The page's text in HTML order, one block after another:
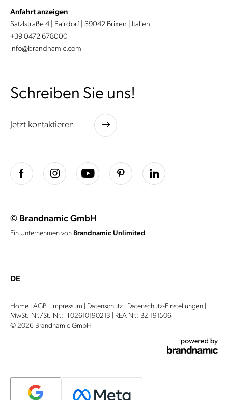
Anfahrt anzeigen
Satzlstraße 4 | Pairdorf | 39042 Brixen | Italien
+39 0472 678000
info@brandnamic.com
Schreiben Sie uns!
Jetzt kontaktieren
© Brandnamic GmbH
Ein Unternehmen von Brandnamic Unlimited
DE
Home AGB Impressum Datenschutz Datenschutz-Einstellungen
MwSt.-Nr./St.-Nr.: IT02610190213
REA Nr.: BZ-191506
© 2026 Brandnamic GmbH